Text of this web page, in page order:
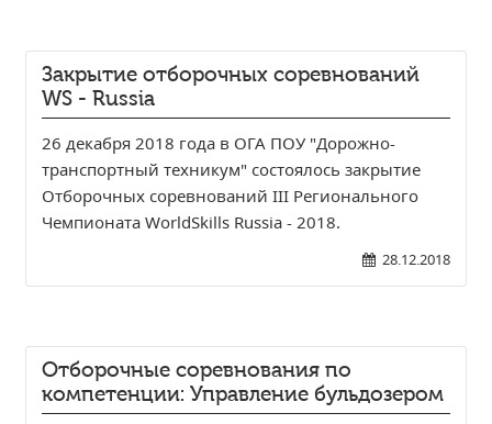
АБИТУРИЕНТУ
Опрос по качеству образования
Новости
Наблюдательный совет
Информация
Независимая оценка качества
Обращения онлайн
Региональный центр по профилактике ДДТТ
Учебно-производственный комплекс
Центр карьеры
Закрытие отборочных соревнований
WS - Russia
26 декабря 2018 года в ОГА ПОУ "Дорожно-
транспортный техникум" состoялось закрытие
Отборочных соревнований III Регионального
Чемпионата WorldSkills Russia - 2018.
28.12.2018
Отборочные соревнования по
компетенции: Управление бульдозером